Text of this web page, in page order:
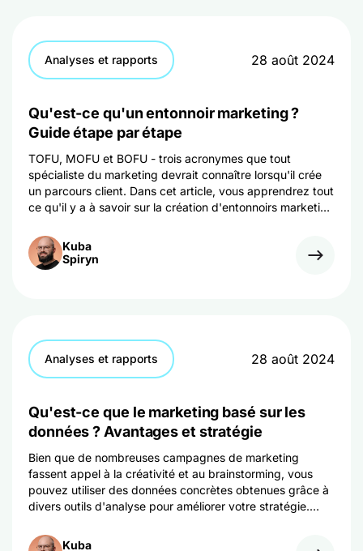
Analyses et rapports 28 août 2024
Qu'est-ce qu'un entonnoir marketing ?
Guide étape par étape
TOFU, MOFU et BOFU - trois acronymes que tout
spécialiste du marketing devrait connaître lorsqu'il crée
un parcours client. Dans cet article, vous apprendrez tout
ce qu'il y a à savoir sur la création d'entonnoirs marketing
Kuba
Spiryn
Analyses et rapports 28 août 2024
Qu'est-ce que le marketing basé sur les
données ? Avantages et stratégie
Bien que de nombreuses campagnes de marketing
fassent appel à la créativité et au brainstorming, vous
pouvez utiliser des données concrètes obtenues grâce à
divers outils d'analyse pour améliorer votre stratégie.
sur les données et augmenter vos ventes.
Kuba